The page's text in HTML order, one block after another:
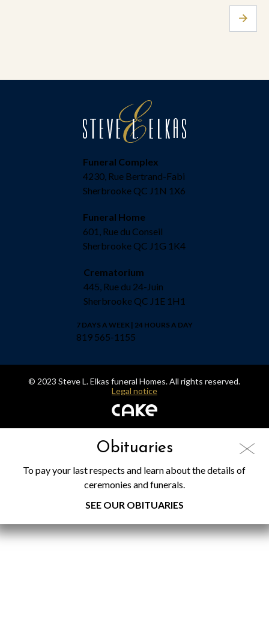
Funeral Complex
4230, Rue Bertrand-Fabi
Sherbrooke QC J1N 1X6
Funeral Home
601, Rue du Conseil
Sherbrooke QC J1G 1K4
Crematorium
445, Rue du 24-Juin
Sherbrooke QC J1E 1H1
7 DAYS A WEEK | 24 HOURS A DAY
819 565-1155
© 2023 Steve L. Elkas funeral Homes. All rights reserved.
Legal notice
Obituaries
To pay your last respects and learn about the details of
ceremonies and funerals.
SEE OUR OBITUARIES